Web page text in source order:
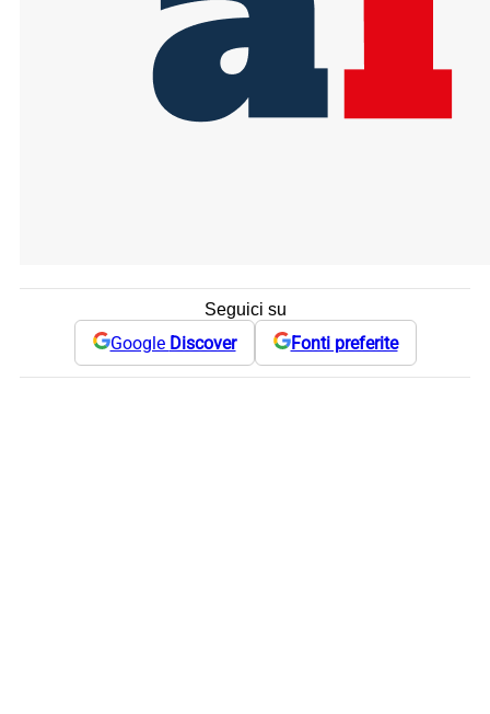
Seguici su
Google Discover Fonti preferite